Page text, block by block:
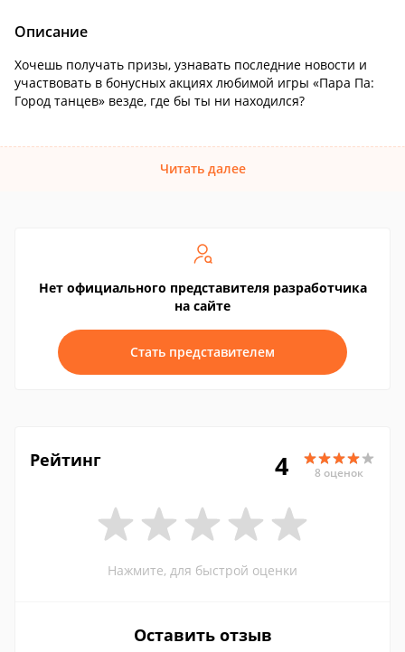
Описание
Хочешь получать призы, узнавать последние новости и
участвовать в бонусных акциях любимой игры «Пара Па:
Город танцев» везде, где бы ты ни находился?
Читать далее
Нет официального представителя разработчика
на сайте
Стать представителем
Рейтинг 4 8 оценок
Нажмите, для быстрой оценки
Оставить отзыв